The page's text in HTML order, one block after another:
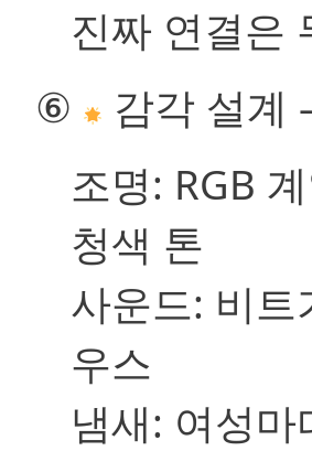
진짜 연결은
⑥
감각 설계
조명: RGB
청색 톤
사운드: 비트
우스
냄새: 여성마